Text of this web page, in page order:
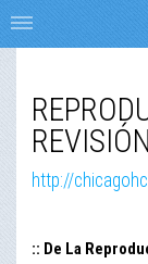
http://
:: De La